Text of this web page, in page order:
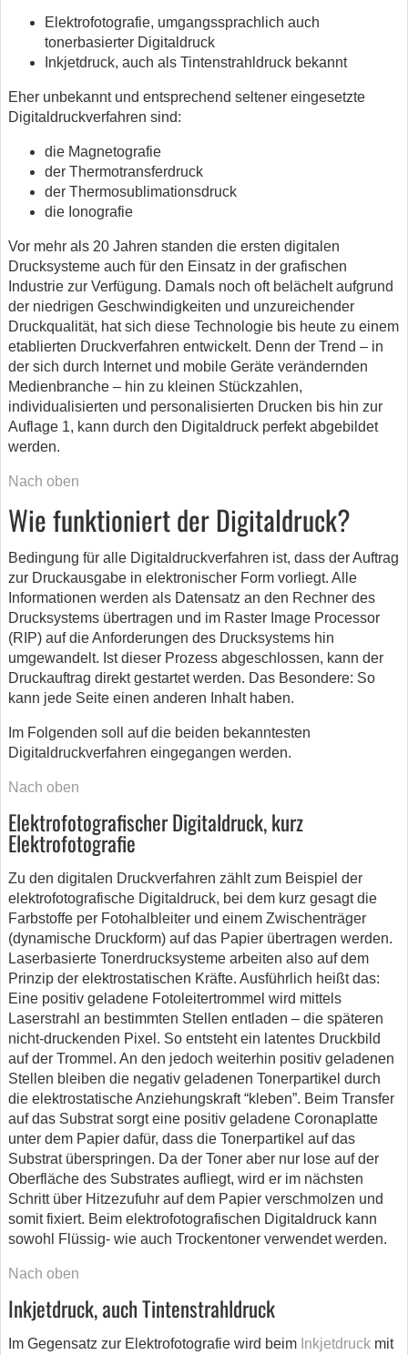
Elektrofotografie, umgangssprachlich auch
tonerbasierter Digitaldruck
Inkjetdruck, auch als Tintenstrahldruck bekannt
Eher unbekannt und entsprechend seltener eingesetzte
Digitaldruckverfahren sind:
die Magnetografie
der Thermotransferdruck
der Thermosublimationsdruck
die Ionografie
Vor mehr als 20 Jahren standen die ersten digitalen
Drucksysteme auch für den Einsatz in der grafischen
Industrie zur Verfügung. Damals noch oft belächelt aufgrund
der niedrigen Geschwindigkeiten und unzureichender
Druckqualität, hat sich diese Technologie bis heute zu einem
etablierten Druckverfahren entwickelt. Denn der Trend – in
der sich durch Internet und mobile Geräte verändernden
Medienbranche – hin zu kleinen Stückzahlen,
individualisierten und personalisierten Drucken bis hin zur
Auflage 1, kann durch den Digitaldruck perfekt abgebildet
werden.
Nach oben
Wie funktioniert der Digitaldruck?
Bedingung für alle Digitaldruckverfahren ist, dass der Auftrag
zur Druckausgabe in elektronischer Form vorliegt. Alle
Informationen werden als Datensatz an den Rechner des
Drucksystems übertragen und im Raster Image Processor
(RIP) auf die Anforderungen des Drucksystems hin
umgewandelt. Ist dieser Prozess abgeschlossen, kann der
Druckauftrag direkt gestartet werden. Das Besondere: So
kann jede Seite einen anderen Inhalt haben.
Im Folgenden soll auf die beiden bekanntesten
Digitaldruckverfahren eingegangen werden.
Nach oben
Elektrofotografischer Digitaldruck, kurz
Elektrofotografie
Zu den digitalen Druckverfahren zählt zum Beispiel der
elektrofotografische Digitaldruck, bei dem kurz gesagt die
Farbstoffe per Fotohalbleiter und einem Zwischenträger
(dynamische Druckform) auf das Papier übertragen werden.
Laserbasierte Tonerdrucksysteme arbeiten also auf dem
Prinzip der elektrostatischen Kräfte. Ausführlich heißt das:
Eine positiv geladene Fotoleitertrommel wird mittels
Laserstrahl an bestimmten Stellen entladen – die späteren
nicht-druckenden Pixel. So entsteht ein latentes Druckbild
auf der Trommel. An den jedoch weiterhin positiv geladenen
Stellen bleiben die negativ geladenen Tonerpartikel durch
die elektrostatische Anziehungskraft “kleben”. Beim Transfer
auf das Substrat sorgt eine positiv geladene Coronaplatte
unter dem Papier dafür, dass die Tonerpartikel auf das
Substrat überspringen. Da der Toner aber nur lose auf der
Oberfläche des Substrates aufliegt, wird er im nächsten
Schritt über Hitzezufuhr auf dem Papier verschmolzen und
somit fixiert. Beim elektrofotografischen Digitaldruck kann
sowohl Flüssig- wie auch Trockentoner verwendet werden.
Nach oben
Inkjetdruck, auch Tintenstrahldruck
Im Gegensatz zur Elektrofotografie wird beim Inkjetdruck mit